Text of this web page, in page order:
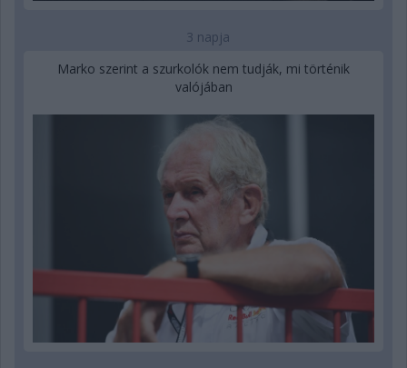
3 napja
Marko szerint a szurkolók nem tudják, mi történik
valójában